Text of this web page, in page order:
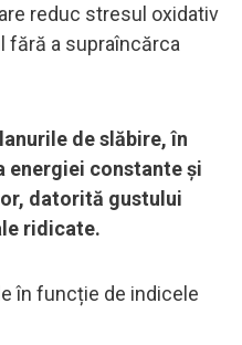
reduc stresul oxidativ
fără a supraîncărca
de slăbire, în
energiei constante și
datorită gustului
ridicate.
în funcție de indicele